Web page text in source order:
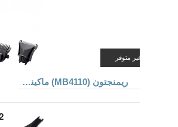
غير متوفر
ريمنجتون (MB4110) ماكينة قص الشعر